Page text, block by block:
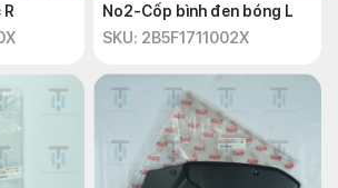
No2-Cốp bình đen bóng L
SKU: 2B5F1711002X